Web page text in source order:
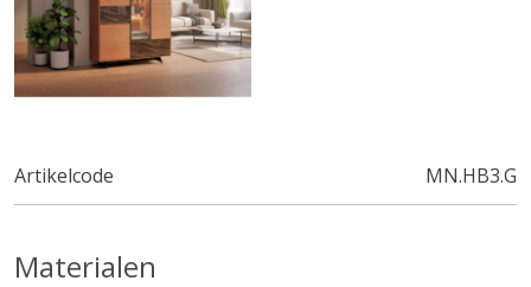
Artikelcode MN.HB3.G
Materialen